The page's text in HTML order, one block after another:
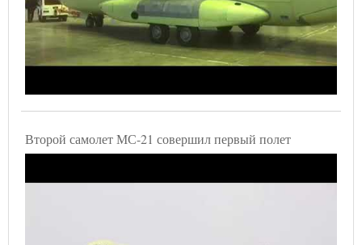
Второй самолет МС-21 совершил первый полет